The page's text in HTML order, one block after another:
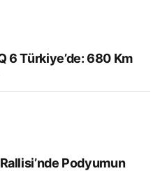
6 Türkiye’de: 680 Km
Podyumun